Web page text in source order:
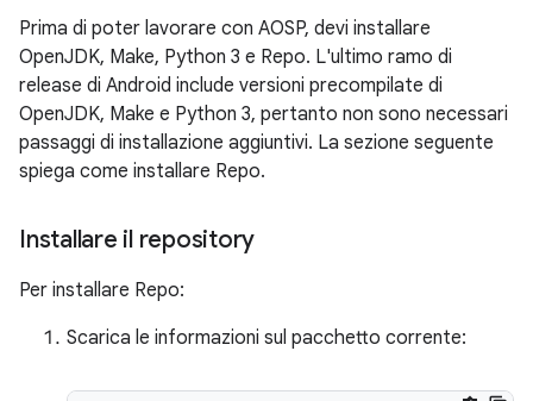
Prima di poter lavorare con AOSP, devi installare
OpenJDK, Make, Python 3 e Repo. L'ultimo ramo di
release di Android include versioni precompilate di
OpenJDK, Make e Python 3, pertanto non sono necessari
passaggi di installazione aggiuntivi. La sezione seguente
spiega come installare Repo.
Installare il repository
Per installare Repo:
Scarica le informazioni sul pacchetto corrente: